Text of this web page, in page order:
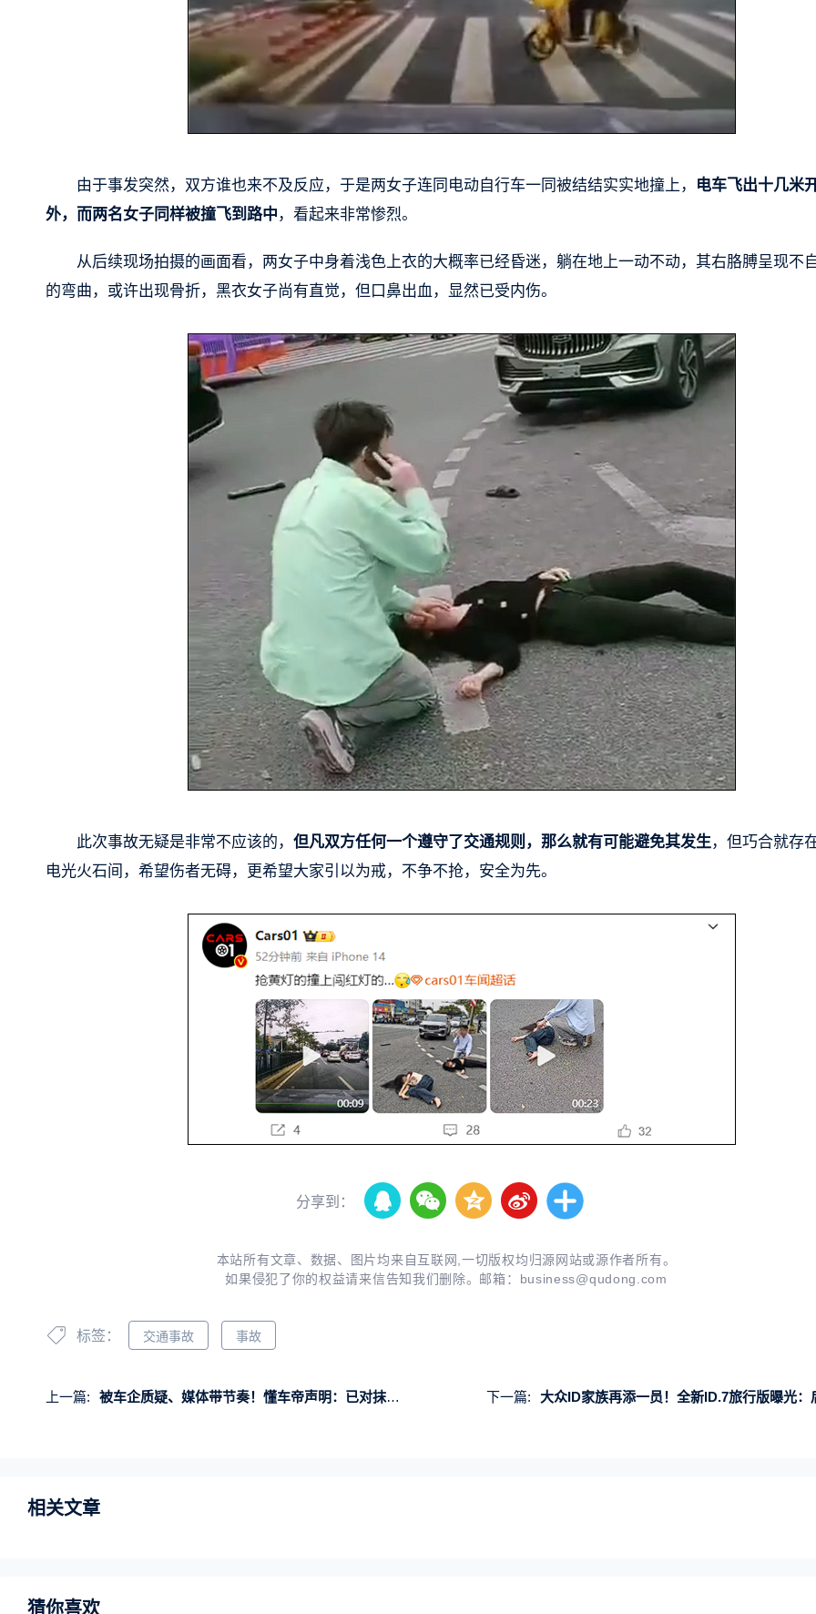
由于事发突然，双方谁也来不及反应，于是两女子连同电动自行车一同被结结实实地撞上，
电车飞出十几米
外，而两名女子同样被撞飞到路中 ，看起来非常惨烈。
从后续现场拍摄的画面看，两女子中身着浅色上衣的大概率已经昏迷，躺在地上一动不动，其右胳膊呈现不
的弯曲，或许出现骨折，黑衣女子尚有直觉，但口鼻出血，显然已受内伤。
此次事故无疑是非常不应该的， 但凡双方任何一个遵守了交通规则，那么就有可能避免其发生，但巧合就存
电光火石间，希望伤者无碍，更希望大家引以为戒，不争不抢，安全为先。
分享到：
本站所有文章、数据、图片均来自互联网,一切版权均归源网站或源作者所有。
如果侵犯了你的权益请来信告知我们删除。邮箱： business@qudong.com
标签： 交通事故 事故
上一篇: 被车企质疑、媒体带节奏！懂车帝声明：已对抹黑冬测言论取证 下一篇: 大众ID家族再添一员！全新ID.7旅行版曝光：后备箱容积接近
相关文章
猜你喜欢